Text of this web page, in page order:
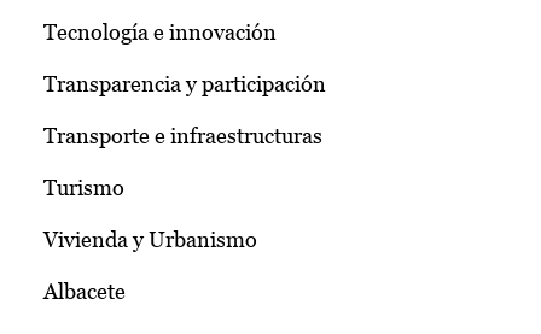
Tecnología e innovación
Transparencia y participación
Transporte e infraestructuras
Turismo
Vivienda y Urbanismo
Albacete